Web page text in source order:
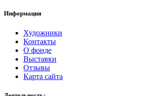
Информация
Художники
Контакты
О фонде
Выставки
Отзывы
Карта сайта